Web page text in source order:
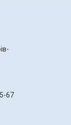
67